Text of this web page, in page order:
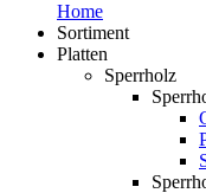
Home
Sortiment
Platten
Sperrholz